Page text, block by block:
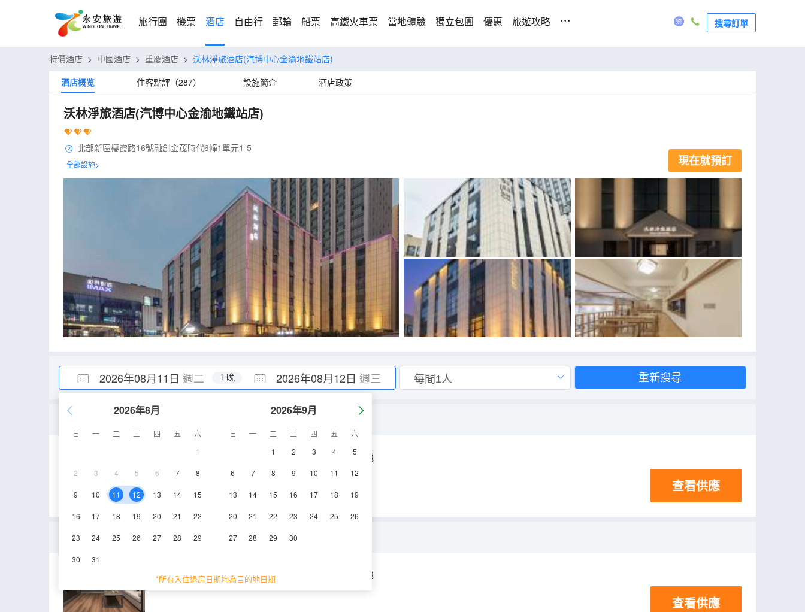
旅行團 機票 酒店 自由行 郵輪 船票 高鐵火車票 當地體驗 獨立包團 優惠 旅遊攻略 ... 搜尋訂單
特價酒店 > 中國酒店 > 重慶酒店 > 沃林淨旅酒店(汽博中心金渝地鐵站店)
酒店概览
住客點評（287） 設施簡介 酒店政策
沃林淨旅酒店(汽博中心金渝地鐵站店)
北部新區棲霞路16號融創金茂時代6幢1單元1-5
全部設施> 現在就預訂
2026年08月11日 週二 2026年08月12日 週三
1 晚
2026年8月
日 一 二 三 四 五
六
1
2 3 4 5 6 7 8
9 10 11 12 13 14 15
16 17 18 19 20 21 22
23 24 25 26 27 28 29
30 31
2026年9月
日 一 二 三 四 五
六
1
2 3 4 5
6 7 8 9 10 11 12
13 14 15 16 17 18 19
20 21 22 23 24 25 26
27 28 29 30
*所有入住退房日期均為目的地日期
重新搜尋
雅緻複式大床房「大Loft複式｜智能家居」
30-40㎡ 空調 淋浴 電視機
查看供應
臻選複式大床房「大Loft複式｜深度睡眠」
40-50㎡ 3層 空調 電視機
查看供應